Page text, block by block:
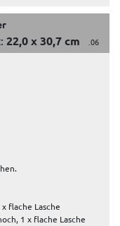
22,0 x 30,7 cm .06
flache Lasche
1 x flache Lasche